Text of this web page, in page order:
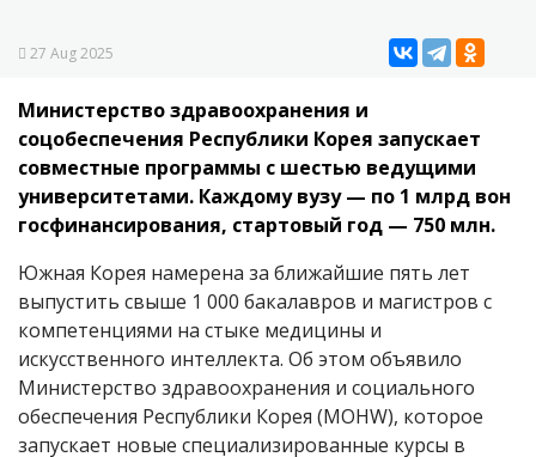
27 Aug 2025
Министерство здравоохранения и
соцобеспечения Республики Корея запускает
совместные программы с шестью ведущими
университетами. Каждому вузу — по 1 млрд вон
госфинансирования, стартовый год — 750 млн.
Южная Корея намерена за ближайшие пять лет
выпустить свыше 1 000 бакалавров и магистров с
компетенциями на стыке медицины и
искусственного интеллекта. Об этом объявило
Министерство здравоохранения и социального
обеспечения Республики Корея (MOHW), которое
запускает новые специализированные курсы в